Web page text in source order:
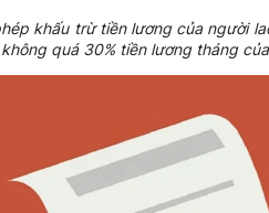
khấu trừ tiền lương của người
quá 30% tiền lương tháng